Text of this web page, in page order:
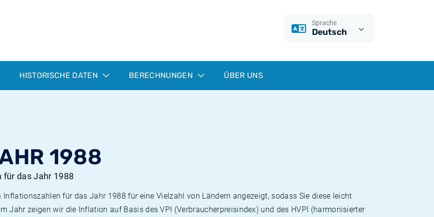
Sprache
Deutsch
HISTORISCHE DATEN BERECHNUNGEN ÜBER UNS
1988
das Jahr 1988
für das Jahr 1988 für eine Vielzahl von Ländern angezeigt, sodass Sie diese leicht
Jahr zeigen wir die Inflation auf Basis des VPI (Verbraucherpreisindex) und des HVPI (harmonisierter